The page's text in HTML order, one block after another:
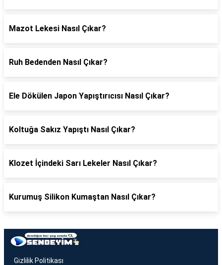
Mazot Lekesi Nasıl Çıkar?
Ruh Bedenden Nasıl Çıkar?
Ele Dökülen Japon Yapıştırıcısı Nasıl Çıkar?
Koltuğa Sakız Yapıştı Nasıl Çıkar?
Klozet İçindeki Sarı Lekeler Nasıl Çıkar?
Kurumuş Silikon Kumaştan Nasıl Çıkar?
Gizlilik Politikası